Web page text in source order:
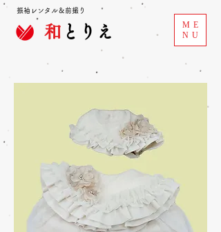
振袖レンタル＆前撮り
和 とりえ
ME
NU